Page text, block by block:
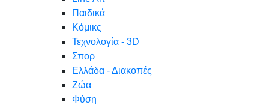
Παιδικά
Κόμικς
Τεχνολογία - 3D
Σπορ
Ελλάδα - Διακοπές
Ζώα
Φύση